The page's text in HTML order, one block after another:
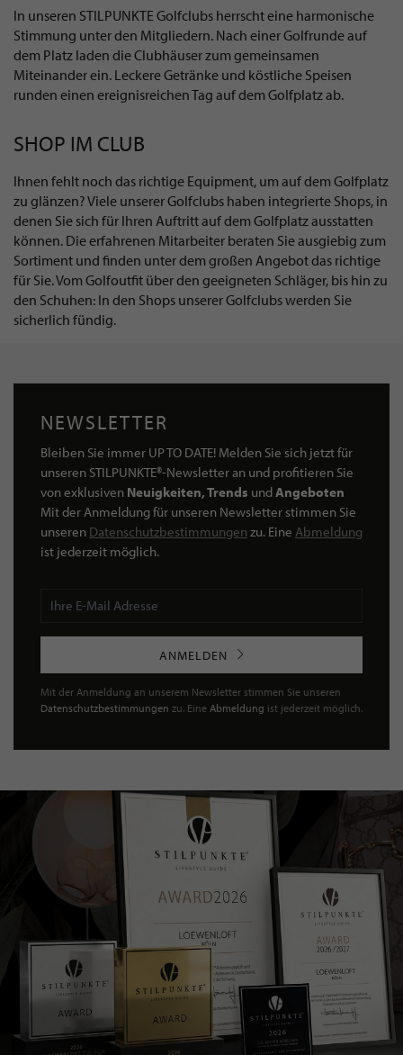
In unseren STILPUNKTE Golfclubs herrscht eine harmonische
Stimmung unter den Mitgliedern. Nach einer Golfrunde auf
dem Platz laden die Clubhäuser zum gemeinsamen
Miteinander ein. Leckere Getränke und köstliche Speisen
runden einen ereignisreichen Tag auf dem Golfplatz ab.
SHOP IM CLUB
Ihnen fehlt noch das richtige Equipment, um auf dem Golfplatz
zu glänzen? Viele unserer Golfclubs haben integrierte Shops, in
denen Sie sich für Ihren Auftritt auf dem Golfplatz ausstatten
können. Die erfahrenen Mitarbeiter beraten Sie ausgiebig zum
Sortiment und finden unter dem großen Angebot das richtige
für Sie. Vom Golfoutfit über den geeigneten Schläger, bis hin zu
den Schuhen: In den Shops unserer Golfclubs werden Sie
sicherlich fündig.
NEWSLETTER
Bleiben Sie immer UP TO DATE! Melden Sie sich jetzt für
unseren STILPUNKTE®-Newsletter an und profitieren Sie
von exklusiven Neuigkeiten, Trends undAngeboten
Mit der Anmeldung für unseren Newsletter stimmen Sie
unseren Datenschutzbestimmungen zu. Eine Abmeldung
ist jederzeit möglich.
ANMELDEN
Mit der Anmeldung an unserem Newsletter stimmen Sie unseren
Datenschutzbestimmungen zu. Eine Abmeldung ist jederzeit möglich.